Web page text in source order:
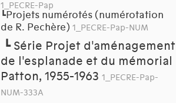
1_PECRE-Pap
┗Projets numérotés (numérotation
de R. Pechère) 1_PECRE-Pap-NUM
┗ Série Projet d'aménagement
de l'esplanade et du mémorial
Patton, 1955-1963 1_PECRE-Pap-
NUM-333A